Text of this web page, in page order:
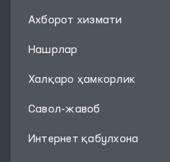
Ахборот хизмати
Нашрлар
Халқаро ҳамкорлик
Савол-жавоб
Интернет қабулхона